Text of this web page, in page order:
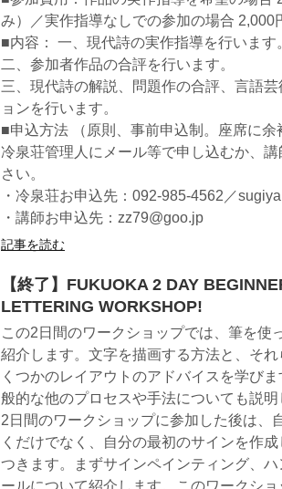
み）／実作指導なしでの参加の場合 2,000
■内容： 一、現代詩の実作指導を行います
二、参加者作品の合評を行います。
三、現代詩の解説、問題作の合評、言語
ョンを行います。
■申込方法 （原則、事前申込制。座席に
冷泉荘管理人にメール等で申し込むか、
さい。
・冷泉荘お申込先：092-985-4562／
・講師お申込先：zz79@goo.jp
記事を読む
【終了】FUKUOKA 2 DAY
LETTERING WORKSHOP!
この2日間のワークショップでは、筆を使
紹介します。文字を描画する方法と、そ
くつかのレイアウトのアドバイスを学び
般的な他のプロセスや手法についても説明
2日間のワークショップに参加した後は、
くだけでなく、自分の最初のサインを作
つきます。まずサインペインティング、
ールについて紹介します。このワークシ